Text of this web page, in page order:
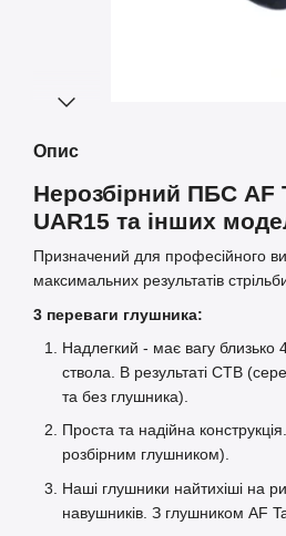
Опис
Нерозбірний ПБС AF
UAR15 та інших
Призначений для професійного
максимальних результатів
3 переваги глушника:
Надлегкий - має вагу близько
ствола. В результаті СТВ
та без глушника).
Проста та надійна
розбірним глушником).
Наші глушники найтихіші на
навушників. З глушником AF